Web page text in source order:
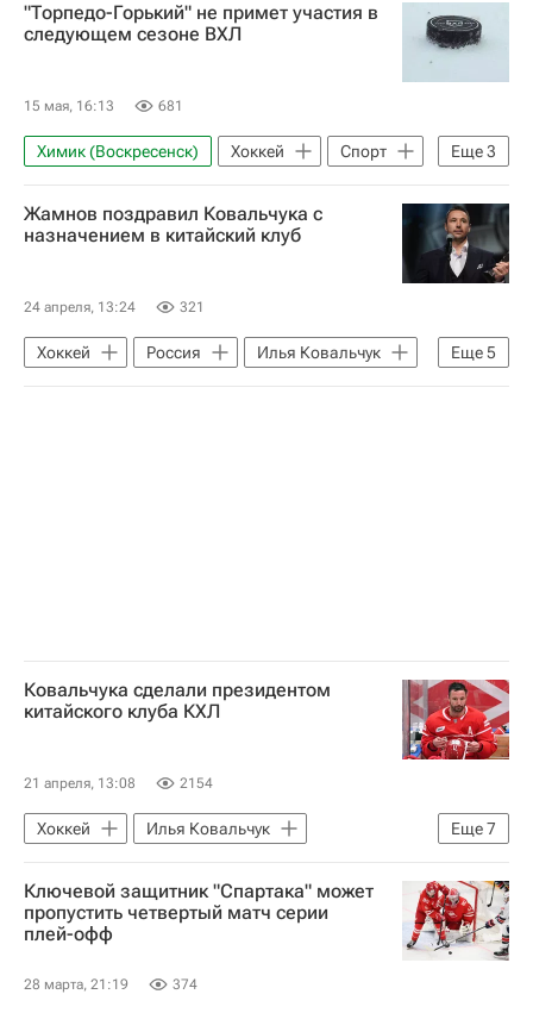
Максим Казаков
Югра
"Торпедо-Горький" не примет участия в
следующем сезоне ВХЛ
15 мая, 16:13 681
Еще3
Химик (Воскресенск) Хоккей
Спорт
Нижний Новгород
Ростовская область
Воскресенск
Жамнов поздравил Ковальчука с
назначением в китайский клуб
24 апреля, 13:24 321
Еще5
Хоккей Россия
Илья Ковальчук
Алексей Жамнов
Шанхайские драконы
Ковальчука сделали президентом
китайского клуба КХЛ
21 апреля, 13:08 2154
Еще7
Хоккей
Илья Ковальчук
Шанхайские драконы
КХЛ 2025-2026
Санкт-Петербург
Россия
СКА (Санкт-Петербург)
ХК Спартак (Москва)
Ключевой защитник "Спартака" может
пропустить четвертый матч серии
плей-офф
28 марта, 21:19 374